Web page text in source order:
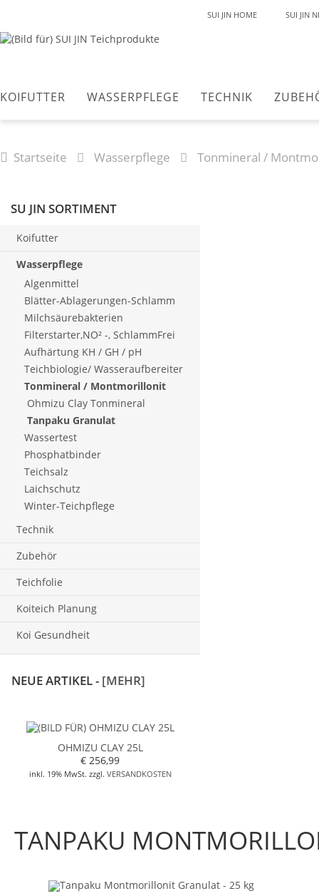
SUI JIN HOME SUI JIN
KOIFUTTER WASSERPFLEGE TECHNIK
Startseite Wasserpflege Tonmineral /
SU JIN SORTIMENT
Koifutter
Wasserpflege
Algenmittel
Blätter-Ablagerungen-Schlamm
Milchsäurebakterien
Filterstarter,NO² -, SchlammFrei
Aufhärtung KH / GH / pH
Teichbiologie/ Wasseraufbereiter
Tonmineral / Montmorillonit
Ohmizu Clay Tonmineral
Tanpaku Granulat
Wassertest
Phosphatbinder
Teichsalz
Laichschutz
Winter-Teichpflege
Technik
Zubehör
Teichfolie
Koiteich Planung
Koi Gesundheit
NEUE ARTIKEL - [MEHR]
OHMIZU CLAY 25L
€ 256,99
inkl. 19% MwSt. zzgl. VERSANDKOSTEN
TANPAKU